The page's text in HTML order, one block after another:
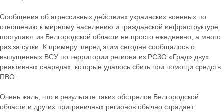
Сообщения об агрессивных действиях украинских военных по
отношению к мирному населению и гражданской инфраструктуре
поступают из Белгородской области не просто ежедневно, а много
раз за сутки. К примеру, перед этим сегодня сообщалось о
выпущенных ВСУ по территории региона из РСЗО «Град» двух
реактивных снарядах, которые удалось сбить при помощи средств
ПВО.
Очень жаль, что в результате таких обстрелов Белгородской
области и других приграничных регионов обычно страдает